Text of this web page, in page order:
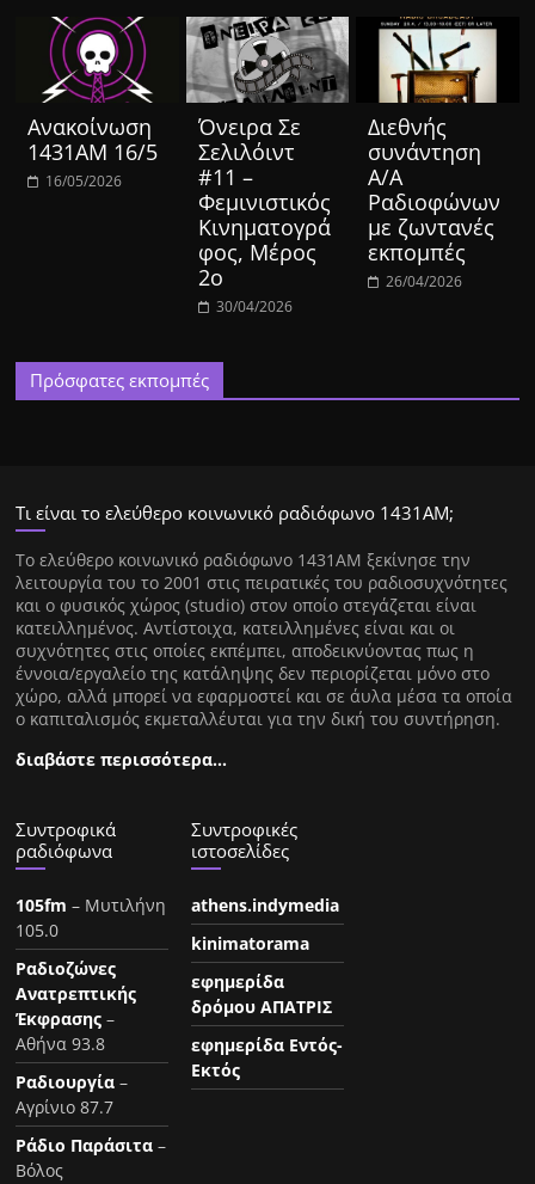
Ανακοίνωση
1431ΑΜ 16/5
16/05/2026
Όνειρα Σε
Σελιλόιντ
#11 –
Φεμινιστικός
Κινηματογρά
φος, Μέρος
2ο
30/04/2026
Διεθνής
συνάντηση
Α/Α
Ραδιοφώνων
με ζωντανές
εκπομπές
26/04/2026
Πρόσφατες εκπομπές
Τι είναι το ελεύθερο κοινωνικό ραδιόφωνο 1431ΑΜ;
Tο ελεύθερο κοινωνικό ραδιόφωνο 1431AM ξεκίνησε την
λειτουργία του το 2001 στις πειρατικές του ραδιοσυχνότητες
και ο φυσικός χώρος (studio) στον οποίο στεγάζεται είναι
κατειλλημένος. Αντίστοιχα, κατειλλημένες είναι και οι
συχνότητες στις οποίες εκπέμπει, αποδεικνύοντας πως η
έννοια/εργαλείο της κατάληψης δεν περιορίζεται μόνο στο
χώρο, αλλά μπορεί να εφαρμοστεί και σε άυλα μέσα τα οποία
ο καπιταλισμός εκμεταλλέυται για την δική του συντήρηση.
διαβάστε περισσότερα…
Συντροφικά
ραδιόφωνα
105fm – Μυτιλήνη
105.0
Ραδιοζώνες
Ανατρεπτικής
Έκφρασης –
Αθήνα 93.8
Ραδιουργία –
Αγρίνιο 87.7
Ράδιο Παράσιτα –
Βόλος
Συντροφικές
ιστοσελίδες
athens.indymedia
kinimatorama
εφημερίδα
δρόμου ΑΠΑΤΡΙΣ
εφημερίδα Εντός-
Εκτός